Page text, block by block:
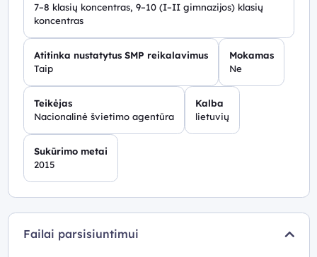
7–8 klasių koncentras, 9–10 (I–II gimnazijos) klasių
koncentras
Atitinka nustatytus SMP reikalavimus
Taip
Mokamas
Ne
Teikėjas
Nacionalinė švietimo agentūra
Kalba
lietuvių
Sukūrimo metai
2015
Failai parsisiuntimui